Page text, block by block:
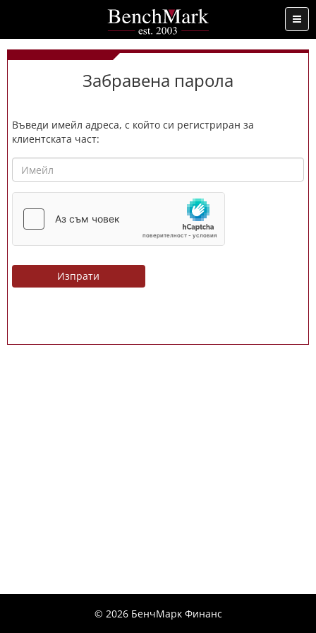
...
Забравена парола
Въведи имейл адреса, с който си регистриран за
клиентската част:
© 2026 БенчМарк Финанс